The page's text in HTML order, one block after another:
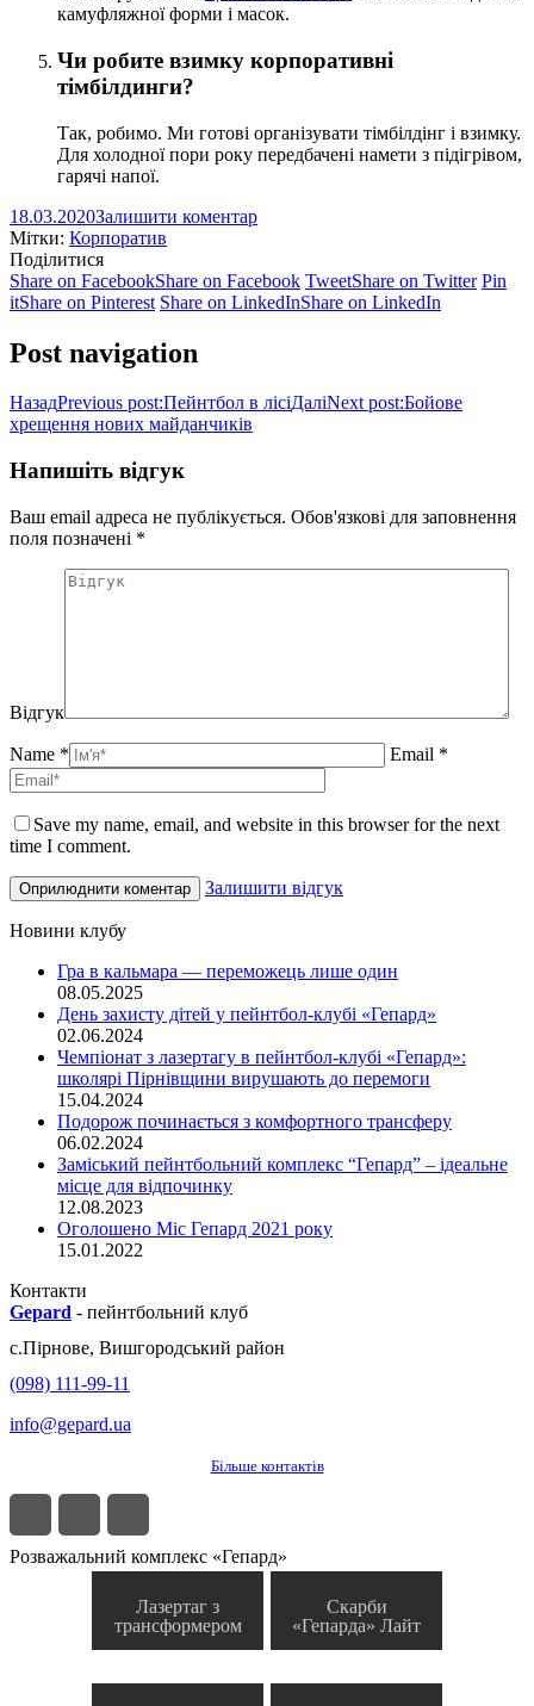
камуфляжної форми і масок.
Чи робите взимку корпоративні
тімбілдинги?
Так, робимо. Ми готові організувати тімбілдінг і взимку.
Для холодної пори року передбачені намети з підігрівом,
гарячі напої.
18.03.2020Залишити коментар
Мітки: Корпоратив
Поділитися
Share on FacebookShare on Facebook TweetShare on Twitter Pin
itShare on Pinterest Share on LinkedInShare on LinkedIn
Post navigation
НазадPrevious post:Пейнтбол в лісіДаліNext post:Бойове
хрещення нових майданчиків
Напишіть відгук
Ваш email адреса не публікується. Обов'язкові для заповнення
поля позначені *
Відгук
Name * Email *
Save my name, email, and website in this browser for the next
time I comment.
Залишити відгук
Новини клубу
Гра в кальмара — переможець лише один
08.05.2025
День захисту дітей у пейнтбол-клубі «Гепард»
02.06.2024
Чемпіонат з лазертагу в пейнтбол-клубі «Гепард»:
школярі Пірнівщини вирушають до перемоги
15.04.2024
Подорож починається з комфортного трансферу
06.02.2024
Заміський пейнтбольний комплекс “Гепард” – ідеальне
місце для відпочинку
12.08.2023
Оголошено Міс Гепард 2021 року
15.01.2022
Контакти
Gepard - пейнтбольний клуб
с.Пірнове, Вишгородський район
(098) 111-99-11
info@gepard.ua
Більше контактів
Розважальний комплекс «Гепард»
Лазертаг з
трансформером
Скарби
«Гепарда» Лайт